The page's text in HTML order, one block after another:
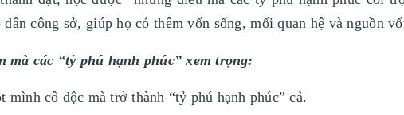
dân công sở, giúp họ có thêm vốn sống, mối quan hệ và nguồn
mà các “tỷ phú hạnh phúc” xem trọng:
mình cô độc mà trở thành “tỷ phú hạnh phúc” cả.